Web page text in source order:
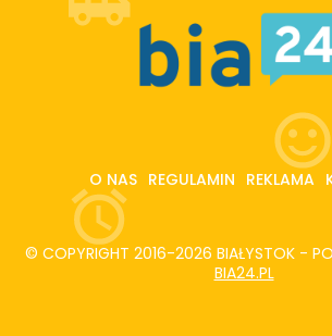
O NAS REGULAMIN REKLAMA
© COPYRIGHT 2016-2026 BIAŁYSTOK -
BIA24.PL